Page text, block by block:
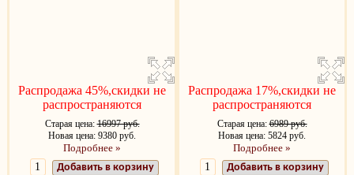
Распродажа 45%,скидки не
распространяются
Старая цена:16997 руб.
Новая цена: 9380 руб.
Подробнее »
Добавить в корзину
Распродажа 17%,скидки не
распространяются
Старая цена:6989 руб.
Новая цена: 5824 руб.
Подробнее »
Добавить в корзину